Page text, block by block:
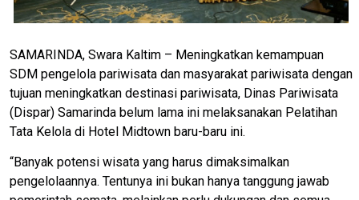
SAMARINDA, Swara Kaltim – Meningkatkan kemampuan
SDM pengelola pariwisata dan masyarakat pariwisata dengan
tujuan meningkatkan destinasi pariwisata, Dinas Pariwisata
(Dispar) Samarinda belum lama ini melaksanakan Pelatihan
Tata Kelola di Hotel Midtown baru-baru ini.
“Banyak potensi wisata yang harus dimaksimalkan
pengelolaannya. Tentunya ini bukan hanya tanggung jawab